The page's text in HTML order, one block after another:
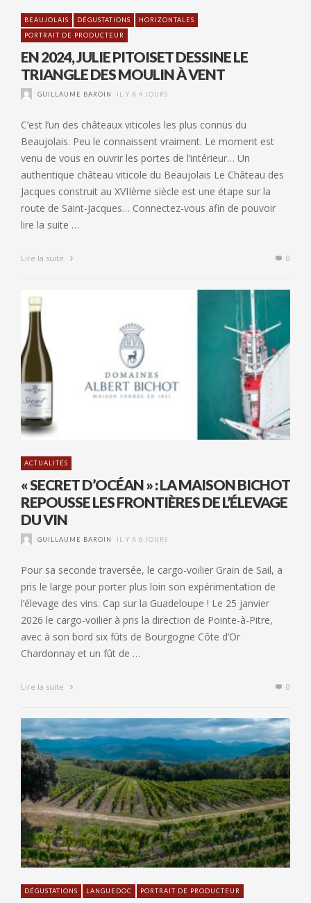
BEAUJOLAIS DÉGUSTATIONS
HORIZONTALES
PORTRAIT DE PRODUCTEUR
EN 2024, JULIE PITOISET DESSINE LE
TRIANGLE DES MOULIN À VENT
GUILLAUME BAROIN IL Y A 4 JOURS
C’est l’un des châteaux viticoles les plus connus du
Beaujolais. Peu le connaissent vraiment. Le moment est
venu de vous en ouvrir les portes de l’intérieur… Un
authentique château viticole du Beaujolais Le Château des
Jacques construit au XVIIème siècle est une étape sur la
route de Saint-Jacques… Connectez-vous afin de pouvoir
lire la suite …
Lire la suite 0
ACTUALITÉS
« SECRET D’OCÉAN » : LA MAISON BICHOT
REPOUSSE LES FRONTIÈRES DE L’ÉLEVAGE
DU VIN
GUILLAUME BAROIN IL Y A 6 JOURS
Pour sa seconde traversée, le cargo-voilier Grain de Sail, a
pris le large pour porter plus loin son expérimentation de
l’élevage des vins. Cap sur la Guadeloupe ! Le 25 janvier
2026 le cargo-voilier à pris la direction de Pointe-à-Pitre,
avec à son bord six fûts de Bourgogne Côte d’Or
Chardonnay et un fût de …
Lire la suite 0
DÉGUSTATIONS LANGUEDOC PORTRAIT DE PRODUCTEUR